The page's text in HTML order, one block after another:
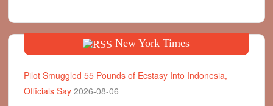
New York Times
Pilot Smuggled 55 Pounds of Ecstasy Into Indonesia,
Officials Say 2026-08-06